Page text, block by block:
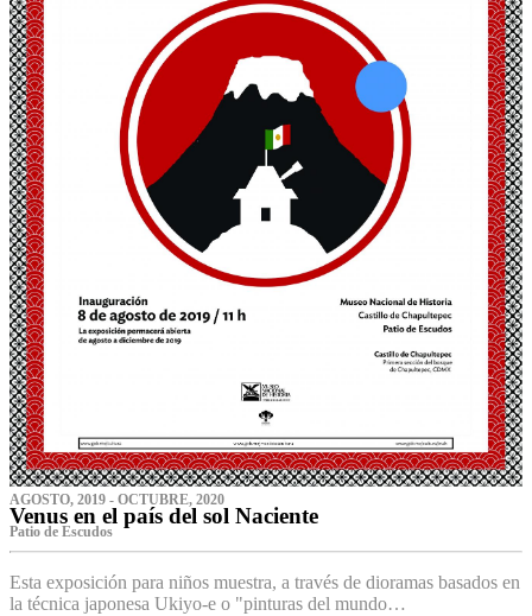
AGOSTO, 2019 - OCTUBRE, 2020
Venus en el país del sol Naciente
P‌atio de Escudos
Esta exposición para niños muestra, a través de dioramas basados en
la técnica japonesa Ukiyo-e o "pinturas del mundo…